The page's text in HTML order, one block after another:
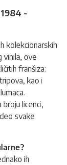
-
kolekcionarskih
vinila, ove
franšiza:
kao i
licenci,
svake
ih